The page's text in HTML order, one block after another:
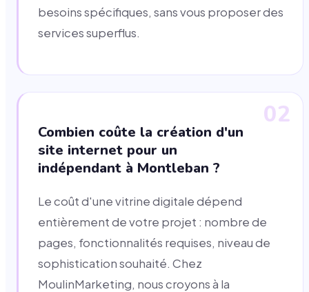
besoins spécifiques, sans vous proposer des
services superflus.
02
Combien coûte la création d'un
site internet pour un
indépendant à Montleban ?
Le coût d'une vitrine digitale dépend
entièrement de votre projet : nombre de
pages, fonctionnalités requises, niveau de
sophistication souhaité. Chez
MoulinMarketing, nous croyons à la